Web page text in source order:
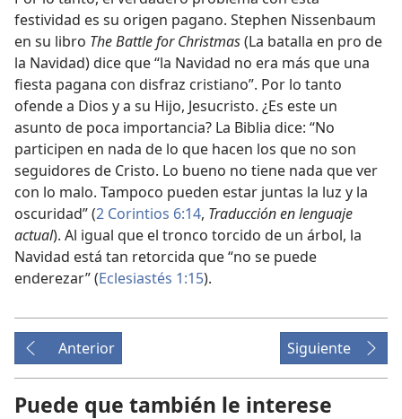
festividad es su origen pagano. Stephen Nissenbaum
en su libro The Battle for Christmas(La batalla en pro de
la Navidad) dice que “la Navidad no era más que una
fiesta pagana con disfraz cristiano”. Por lo tanto
ofende a Dios y a su Hijo, Jesucristo. ¿Es este un
asunto de poca importancia? La Biblia dice: “No
participen en nada de lo que hacen los que no son
seguidores de Cristo. Lo bueno no tiene nada que ver
con lo malo. Tampoco pueden estar juntas la luz y la
oscuridad” (2 Corintios 6:14, Traducción en lenguaje
actual). Al igual que el tronco torcido de un árbol, la
Navidad está tan retorcida que “no se puede
enderezar” (Eclesiastés 1:15).
Anterior Siguiente
Puede que también le interese